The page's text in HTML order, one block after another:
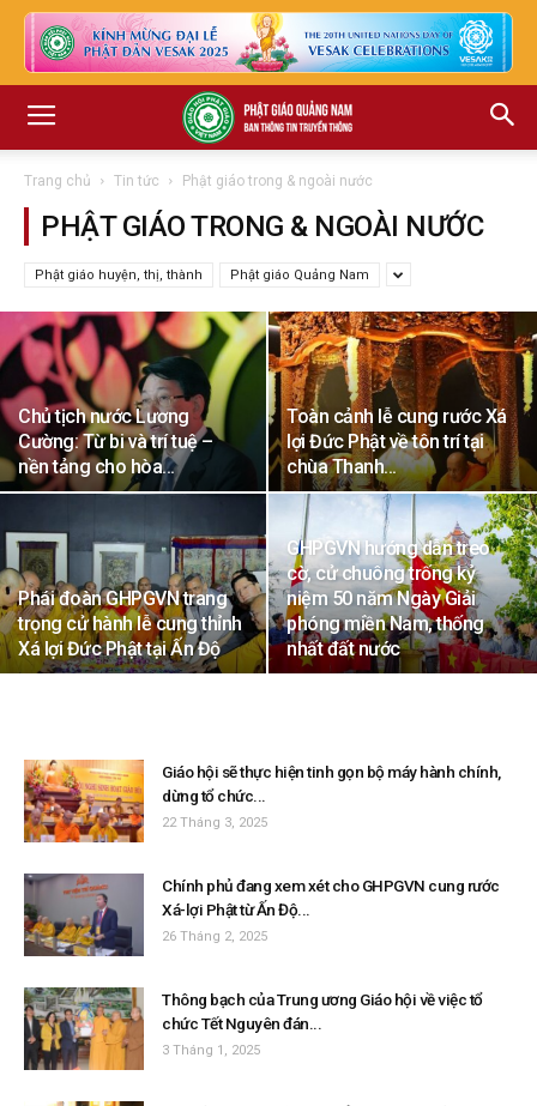
Trang chủ Tin tức Phật giáo trong & ngoài nước
PHẬT GIÁO TRONG & NGOÀI NƯỚC
Phật giáo huyện, thị, thành Phật giáo Quảng Nam
Chủ tịch nước Lương
Cường: Từ bi và trí tuệ –
nền tảng cho hòa...
Toàn cảnh lễ cung rước Xá
lợi Đức Phật về tôn trí tại
chùa Thanh...
Phái đoàn GHPGVN trang
trọng cử hành lễ cung thỉnh
Xá lợi Đức Phật tại Ấn Độ
GHPGVN hướng dẫn treo
cờ, cử chuông trống kỷ
niệm 50 năm Ngày Giải
phóng miền Nam, thống
nhất đất nước
Giáo hội sẽ thực hiện tinh gọn bộ máy hành chính,
dừng tổ chức...
22 Tháng 3, 2025
Chính phủ đang xem xét cho GHPGVN cung rước
Xá-lợi Phật từ Ấn Độ...
26 Tháng 2, 2025
Thông bạch của Trung ương Giáo hội về việc tổ
chức Tết Nguyên đán...
3 Tháng 1, 2025